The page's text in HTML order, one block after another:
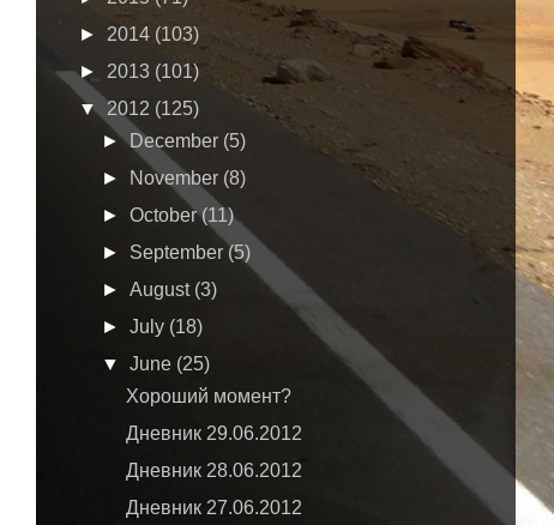
► 2014 (103)
► 2013 (101)
▼ 2012 (125)
►December (5)
►
November (8)
►October(11)
► September(5)
►August (3)
►July (18)
▼June (25)
Хороший момент?
Дневник 29.06.2012
Дневник 28.06.2012
Дневник 27.06.2012